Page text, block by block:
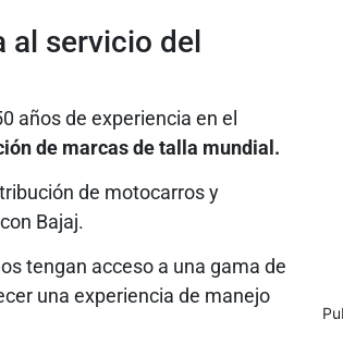
al servicio del
años de experiencia en el
de marcas de talla mundial.
de motocarros y
Bajaj.
tengan acceso a una gama de
una experiencia de manejo